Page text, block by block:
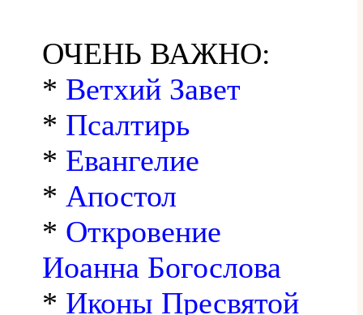
ОЧЕНЬ ВАЖНО:
* Ветхий Завет
* Псалтирь
* Евангелие
* Апостол
* Откровение
Иоанна Богослова
* Иконы Пресвятой